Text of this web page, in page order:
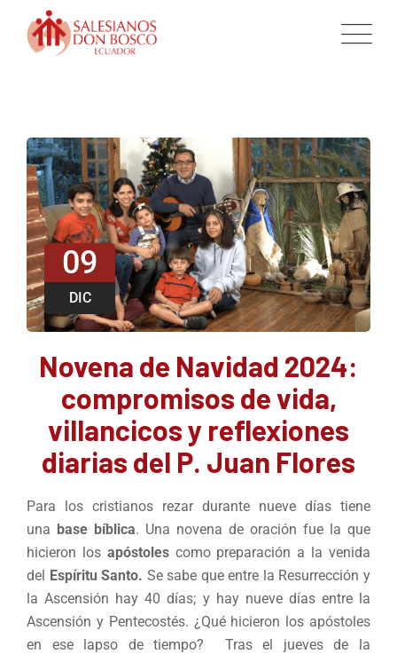
09
DIC
Novena de Navidad 2024:
compromisos de vida,
villancicos y reflexiones
diarias del P. Juan Flores
Para los cristianos rezar durante nueve días tiene
una base bíblica. Una novena de oración fue la que
hicieron los apóstolescomo preparación a la venida
del Espíritu Santo. Se sabe que entre la Resurrección y
la Ascensión hay 40 días; y hay nueve días entre la
Ascensión y Pentecostés. ¿Qué hicieron los apóstoles
en ese lapso de tiempo? Tras el jueves de la